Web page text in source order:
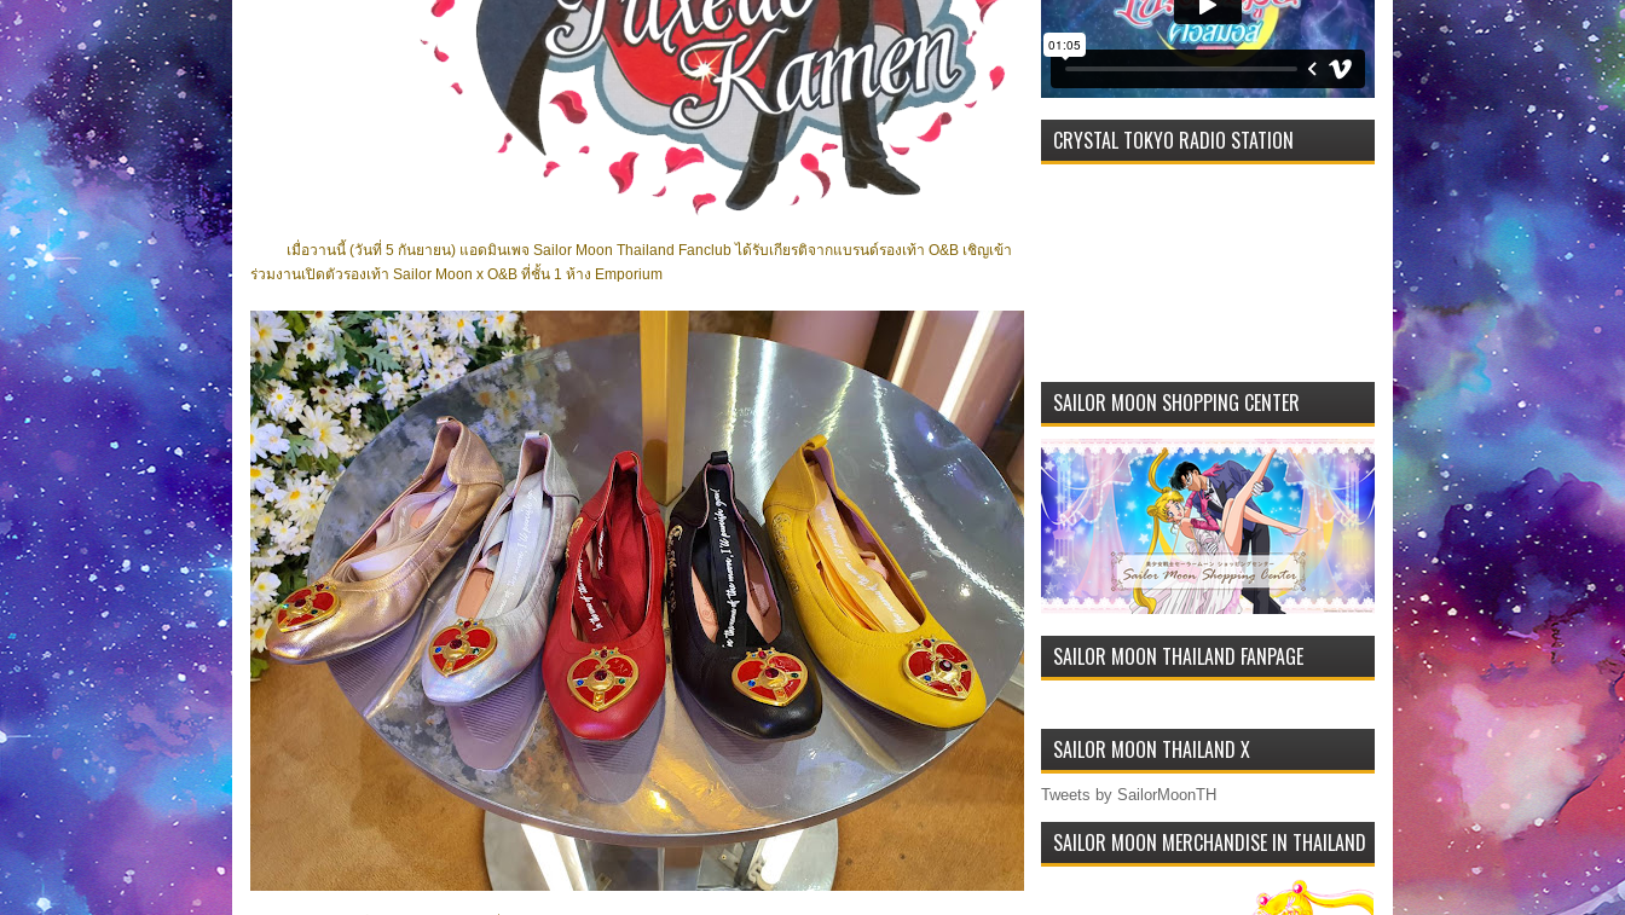
เมื่อวานนี้ (วันที่ 5 กันยายน) แอดมินเพจ Sailor Moon Thailand Fanclub ได้รับเกียรติจากแบรนด์รองเท้า O&B เชิญเข้า
ร่วมงานเปิดตัวรองเท้า Sailor Moon x O&B ที่ชั้น 1 ห้าง Emporium
CRYSTAL TOKYO RADIO STATION
SAILOR MOON SHOPPING CENTER
SAILOR MOON THAILAND FANPAGE
SAILOR MOON THAILAND X
Tweets by SailorMoonTH
SAILOR MOON MERCHANDISE IN THAILAND